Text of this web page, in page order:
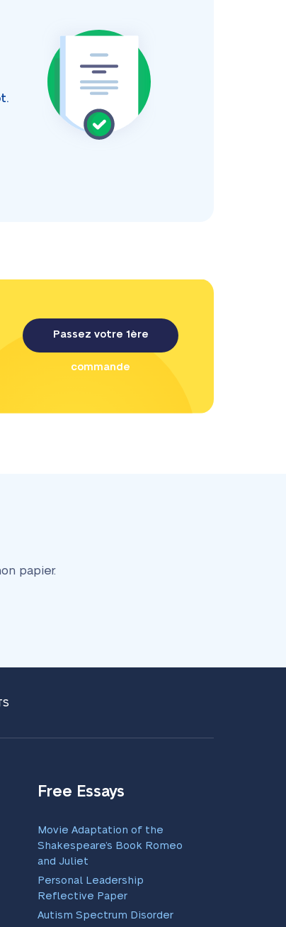
Passez votre 1ère
commande
papier.
Free Essays
Movie Adaptation of the
Shakespeare’s Book Romeo
and Juliet
Personal Leadership
Reflective Paper
Autism Spectrum Disorder